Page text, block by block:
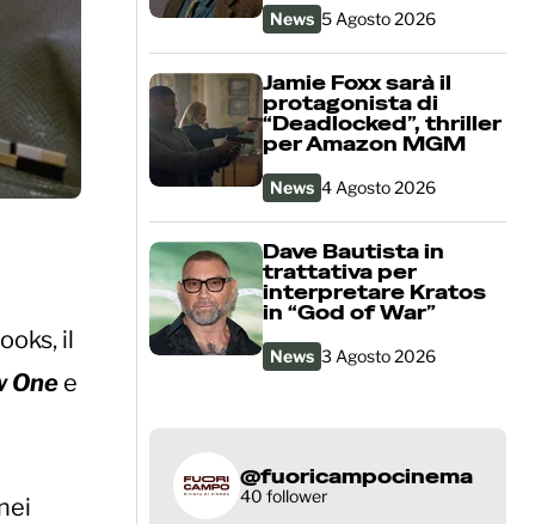
il
One e
News 5 Agosto 2026
Jamie Foxx sarà il
protagonista di
“Deadlocked”, thriller
per Amazon MGM
News 4 Agosto 2026
Dave Bautista in
trattativa per
interpretare Kratos
in “God of War”
News 3 Agosto 2026
@fuoricampocinema
40 follower